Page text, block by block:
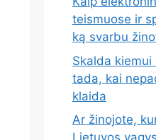
teismuose ir
ką svarbu
Skalda
tada, kai
klaida
Ar žinojote,